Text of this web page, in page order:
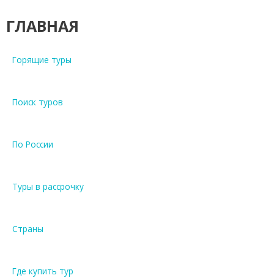
ГЛАВНАЯ
Горящие туры
Поиск туров
По России
Туры в рассрочку
Страны
Где купить тур